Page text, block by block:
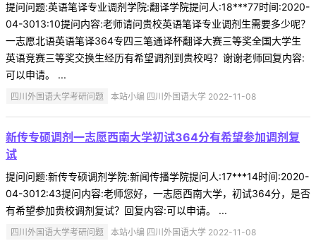
提问问题:英语笔译专业调剂学院:翻译学院提问人:18***77时间:2020-
04-3013:10提问内容:老师请问贵校英语笔译专业调剂生需要多少呢？
一志愿北语英语笔译364专四三笔通译杯翻译大赛三等奖全国大学生
英语竞赛三等奖交换生经历有希望调剂到贵校吗？谢谢老师回复内容:
可以申请。 ...
四川外国语大学考研问题 本站小编 四川外国语大学 2022-11-08
新传专硕调剂一志愿西南大学初试364分有希望参加调剂复
试
提问问题:新传专硕调剂学院:新闻传播学院提问人:17***14时间:2020-
04-3012:43提问内容:老师您好，一志愿西南大学，初试364分，是否
有希望参加贵校调剂复试？回复内容:可以申请。 ...
四川外国语大学考研问题 本站小编 四川外国语大学 2022-11-08